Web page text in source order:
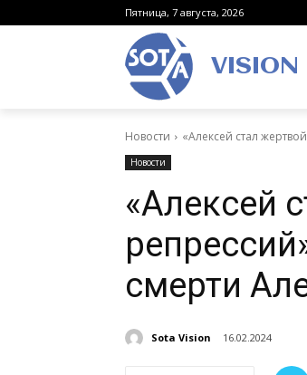
Пятница, 7 августа, 2026
VISION
Новости «Алексей стал
Новости
«Алексей
смерти
Sota Vision 16.02.2024